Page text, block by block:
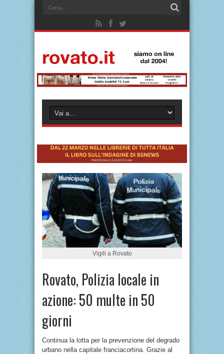
Vigili a Rovato
Rovato, Polizia locale in
azione: 50 multe in 50
giorni
Continua la lotta per la prevenzione del degrado
urbano nella capitale franciacortina. Grazie al